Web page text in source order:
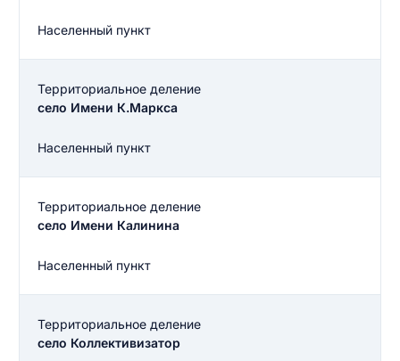
Населенный пункт
Территориальное деление
село Имени К.Маркса
Населенный пункт
Территориальное деление
село Имени Калинина
Населенный пункт
Территориальное деление
село Коллективизатор